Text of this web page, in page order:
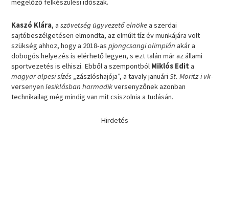
megelőző felkészülési időszak.
Kaszó Klára, aszövetség ügyvezető elnökea szerdai
sajtóbeszélgetésen elmondta, az elmúlt tíz év munkájára volt
szükség ahhoz, hogy a 2018-aspjongcsangi olimpián akár a
dobogós helyezés is elérhető legyen, s ezt talán már az állami
sportvezetés is elhiszi. Ebből a szempontból Miklós Edit a
magyar alpesi sízés „zászlóshajója”, a tavaly januáriSt. Moritz-i vk-
versenyenlesiklásban harmadikversenyzőnek azonban
technikailag még mindig van mit csiszolnia a tudásán.
Hirdetés